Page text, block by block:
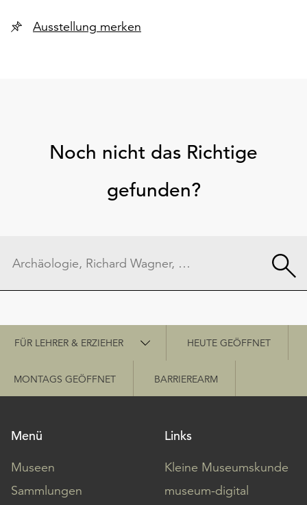
Ausstellung merken
Noch nicht das Richtige
gefunden?
Schnellzugriff
FÜR LEHRER & ERZIEHER HEUTE GEÖFFNET
MONTAGS GEÖFFNET BARRIEREARM
Menü
Museen
Sammlungen
Links
Kleine Museumskunde
museum-digital